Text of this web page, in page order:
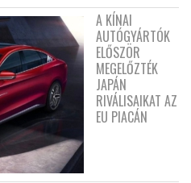
A KÍNAI
AUTÓGYÁRTÓK
ELŐSZÖR
MEGELŐZTÉK
JAPÁN
RIVÁLISAIKAT AZ
EU PIACÁN